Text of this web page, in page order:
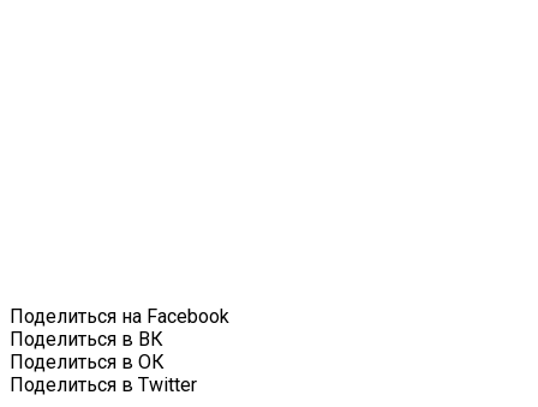
Поделиться на Facebook
Поделиться в ВК
Поделиться в ОК
Поделиться в Twitter